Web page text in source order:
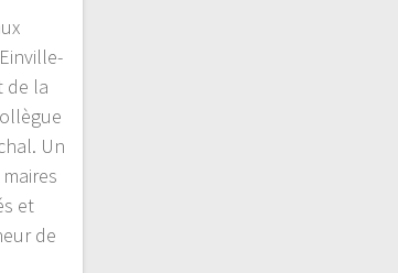
de la
Un
et
de